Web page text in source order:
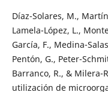
Díaz-Solares, M.,
Lamela-López, L.,
García, F., Medina-
Pentón, G., Peter-
Barranco, R., & Milera-
utilización de